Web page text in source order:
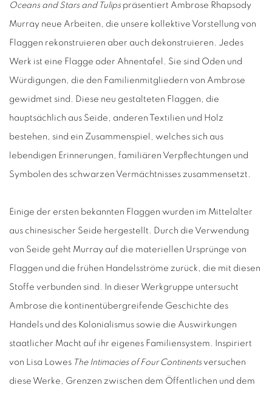
Oceans and Stars and Tulipspräsentiert Ambrose Rhapsody
Murray neue Arbeiten, die unsere kollektive Vorstellung von
Flaggen rekonstruieren aber auch dekonstruieren. Jedes
Werk ist eine Flagge oder Ahnentafel. Sie sind Oden und
Würdigungen, die den Familienmitgliedern von Ambrose
gewidmet sind. Diese neu gestalteten Flaggen, die
hauptsächlich aus Seide, anderen Textilien und Holz
bestehen, sind ein Zusammenspiel, welches sich aus
lebendigen Erinnerungen, familiären Verpflechtungen und
Symbolen des schwarzen Vermächtnisses zusammensetzt.
Einige der ersten bekannten Flaggen wurden im Mittelalter
aus chinesischer Seide hergestellt. Durch die Verwendung
von Seide geht Murray auf die materiellen Ursprünge von
Flaggen und die frühen Handelsströme zurück, die mit diesen
Stoffe verbunden sind. In dieser Werkgruppe untersucht
Ambrose die kontinentübergreifende Geschichte des
Handels und des Kolonialismus sowie die Auswirkungen
staatlicher Macht auf ihr eigenes Familiensystem. Inspiriert
von Lisa Lowes The Intimacies of Four Continentsversuchen
diese Werke, Grenzen zwischen dem Öffentlichen und dem